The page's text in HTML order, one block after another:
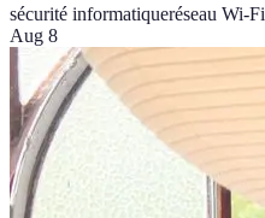
sécurité informatiqueréseau Wi-Fi
Aug 8